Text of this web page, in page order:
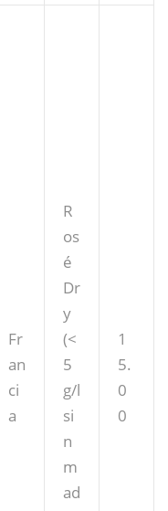
Fr
an
ci
a
R
os
é
Dr
y
(<
5
g/l
si
n
m
ad
1
5.
0
0